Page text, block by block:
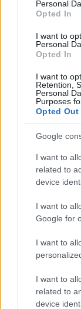
Personal
Opted In
I want to
Personal
Opted In
I want to
Retention,
Personal
Purposes
Opted Out
Google
I want to
related to
device
I want to
Google for
I want to
I want to
related to
device
αναμένεται
κερδοφορία
Οι
Όπως
έναν κλάδο ο
επηρεαστεί
παραμένει
άλλους
πλήγμα.
οποίες
τα